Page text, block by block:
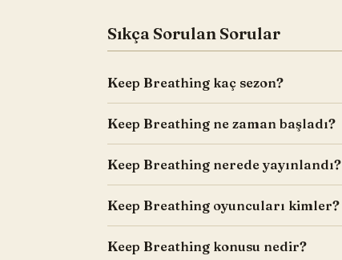
Sıkça Sorulan Sorular
Keep Breathing kaç sezon?
Keep Breathing ne zaman başladı?
Keep Breathing nerede yayınlandı?
Keep Breathing oyuncuları kimler?
Keep Breathing konusu nedir?